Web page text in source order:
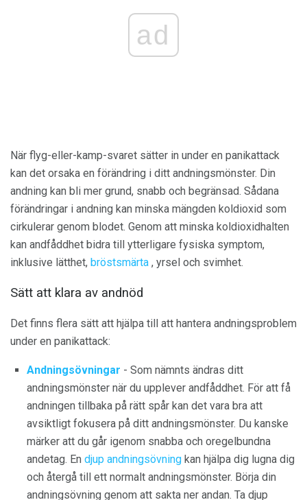
ad
När flyg-eller-kamp-svaret sätter in under en panikattack
kan det orsaka en förändring i ditt andningsmönster. Din
andning kan bli mer grund, snabb och begränsad. Sådana
förändringar i andning kan minska mängden koldioxid som
cirkulerar genom blodet. Genom att minska koldioxidhalten
kan andfåddhet bidra till ytterligare fysiska symptom,
inklusive lätthet, bröstsmärta , yrsel och svimhet.
Sätt att klara av andnöd
Det finns flera sätt att hjälpa till att hantera andningsproblem
under en panikattack:
Andningsövningar - Som nämnts ändras ditt
andningsmönster när du upplever andfåddhet. För att få
andningen tillbaka på rätt spår kan det vara bra att
avsiktligt fokusera på ditt andningsmönster. Du kanske
märker att du går igenom snabba och oregelbundna
andetag. En djup andningsövning kan hjälpa dig lugna dig
och återgå till ett normalt andningsmönster. Börja din
andningsövning genom att sakta ner andan. Ta djup